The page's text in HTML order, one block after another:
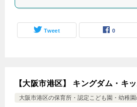
Tweet 0
【大阪市港区】 キングダム・キ
大阪市港区の保育所・認定こども園・幼稚